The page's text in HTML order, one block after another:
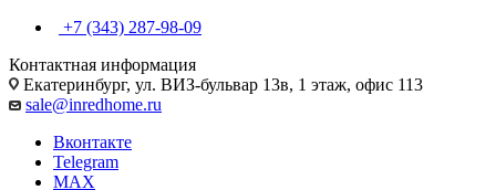
+7 (343) 287-98-09
Контактная информация
Екатеринбург, ул. ВИЗ-бульвар 13в, 1 этаж, офис 113
sale@inredhome.ru
Вконтакте
Telegram
MAX